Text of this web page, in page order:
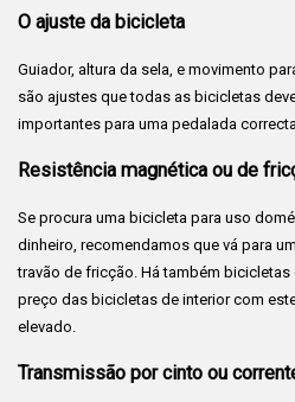
O ajuste da bicicleta
Guiador, altura da sela, e movimento
são ajustes que todas as bicicletas
importantes para uma pedalada correcta.
Resistência magnética ou de
Se procura uma bicicleta para uso
dinheiro, recomendamos que vá para
travão de fricção. Há também
preço das bicicletas de interior com
elevado.
Transmissão por cinto ou